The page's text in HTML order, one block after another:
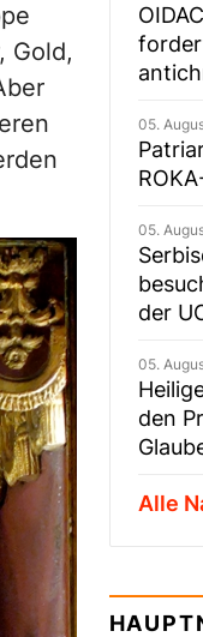
Gold,
05.
05.
der
05.
den
Alle